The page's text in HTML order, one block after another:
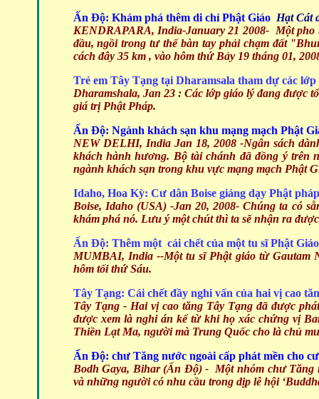
Ấn Độ: Khám phá thêm di chỉ Phật Giáo Hạt Cát
KENDRAPARA, India-January 21 2008- Một pho
đầu, ngồi trong tư thế bàn tay phải chạm đất
cách đây 35 km , vào hôm thứ Bảy 19 tháng 01,
Trẻ em Tây Tạng tại Dharamsala tham dự các lớp
Dharamshala, Jan 23 : Các lớp giáo lý đang được
giá trị Phật Pháp.
Ấn Độ: Ngành khách sạn khu mạng mạch Phật
NEW DELHI, IndiaJan 18, 2008 -Ngân sách
khách hành hương. Bộ tài chánh đã đồng ý trên
ngành khách sạn trong khu vực mạng mạch Phật
Idaho, Hoa Kỳ: Cư dân Boise giảng dạy Phật
Boise, Idaho (USA)-Jan 20, 2008- Chúng ta có
khám phá nó. Lưu ý một chút thì ta sẽ nhận ra
Ấn Độ: Thêm một cái chết của một tu sĩ Phật
MUMBAI, India--Một tu sĩ Phật giáo từ Gautam
hôm tối thứ Sáu.
Tây Tạng: Cái chết đầy nghi vấn của hai vị cao
Tây Tạng -Hai vị cao tăng Tây Tạng đã được
được xem là nghi án kể từ khi họ xác chứng vị
Thiền Lạt Ma, người mà Trung Quốc cho là chủ
Ấn Độ: chư Tăng nước ngoài cấp phát mền cho
Bodh Gaya, Bihar (Ấn Độ) - Một nhóm chư Tăng
và những người có nhu cầu trong dịp lễ hội